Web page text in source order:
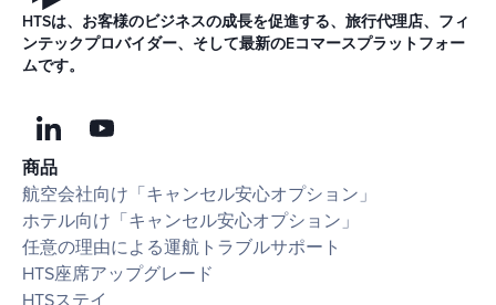
HTSは、お客様のビジネスの成長を促進する、旅行代理店、フィ
ンテックプロバイダー、そして最新のEコマースプラットフォー
ムです。
商品
航空会社向け「キャンセル安心オプション」
ホテル向け「キャンセル安心オプション」
任意の理由による運航トラブルサポート
HTS座席アップグレード
HTSステイ